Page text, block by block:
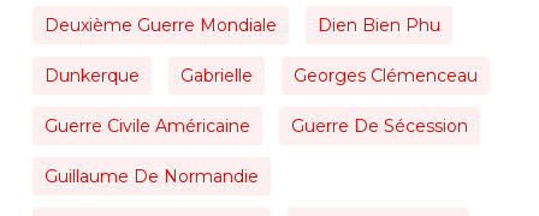
Deuxième Guerre Mondiale Dien Bien Phu
Dunkerque Gabrielle Georges Clémenceau
Guerre Civile Américaine Guerre De Sécession
Guillaume De Normandie